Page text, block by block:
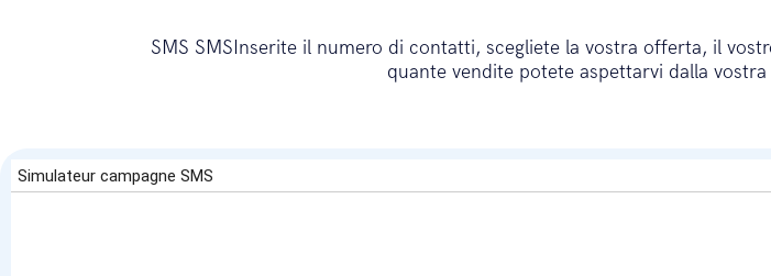
SMS SMSInserite il numero di contatti, scegliete la vostra offerta, il
quante vendite potete aspettarvi dalla vostra